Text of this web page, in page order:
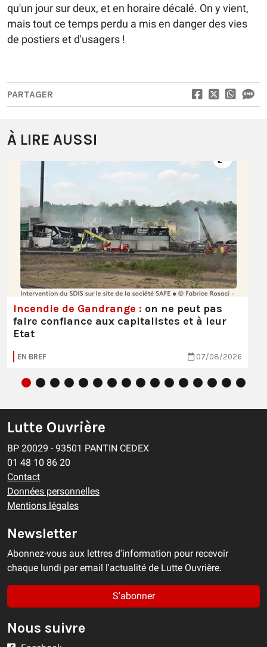
qu'un jour sur deux, et en horaire décalé. On y vient,
mais tout ce temps perdu a mis en danger des vies
de postiers et d'usagers !
PARTAGER
À LIRE AUSSI
Incendie de Gandrange : on ne peut pas
faire confiance aux capitalistes et à leur
Etat
EN BREF 07/08/2026
Lutte Ouvrière
BP 20029 - 93501 PANTIN CEDEX
01 48 10 86 20
Contact
Données personnelles
Mentions légales
Newsletter
Abonnez-vous aux lettres d'information pour recevoir
chaque lundi par email l'actualité de Lutte Ouvrière.
S'abonner
Nous suivre